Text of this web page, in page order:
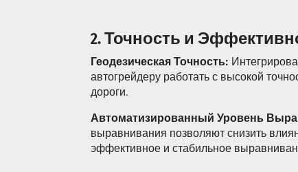
2. Точность и
Геодезическая Точность:
автогрейдеру работать с высокой
дороги.
Автоматизированный Уровень
выравнивания позволяют снизить
эффективное и стабильное